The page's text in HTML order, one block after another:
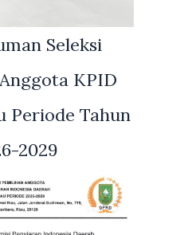
Seleksi
KPID
Periode Tahun
2029